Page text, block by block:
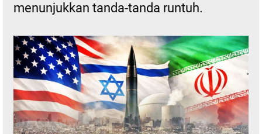
menunjukkan tanda-tanda runtuh.